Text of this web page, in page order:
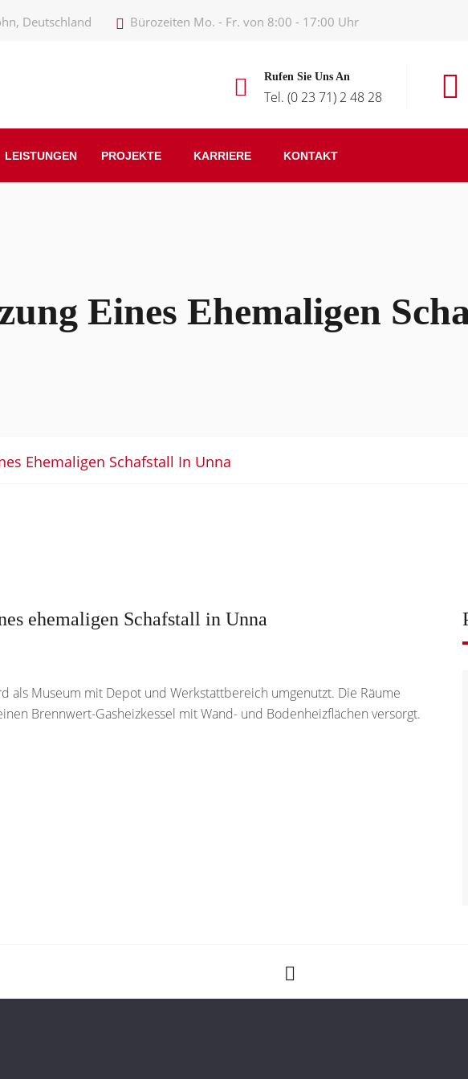
Deutschland Bürozeiten Mo. - Fr. von 8:00 - 17:00 Uhr
Rufen Sie Uns An
Tel. (0 23 71) 2 48 28
LEISTUNGEN PROJEKTE KARRIERE KONTAKT
Eines Ehemaligen
Ehemaligen Schafstall In Unna
ehemaligen Schafstall in Unna
als Museum mit Depot und Werkstattbereich umgenutzt. Die Räume
Brennwert-Gasheizkessel mit Wand- und Bodenheizflächen versorgt.